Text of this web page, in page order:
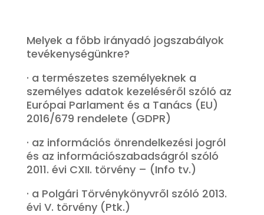
Melyek a főbb irányadó jogszabályok
tevékenységünkre?
· a természetes személyeknek a
személyes adatok kezeléséről szóló az
Európai Parlament és a Tanács (EU)
2016/679 rendelete (GDPR)
· az információs önrendelkezési jogról
és az információszabadságról szóló
2011. évi CXII. törvény – (Info tv.)
· a Polgári Törvénykönyvről szóló 2013.
évi V. törvény (Ptk.)